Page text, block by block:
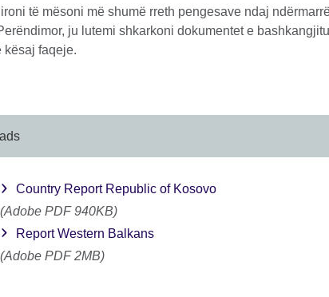
të mësoni më shumë rreth pengesave ndaj
ju lutemi shkarkoni dokumentet e
kësaj faqeje.
Country Report Republic of Kosovo
(Adobe PDF 940KB)
Report Western Balkans
(Adobe PDF 2MB)